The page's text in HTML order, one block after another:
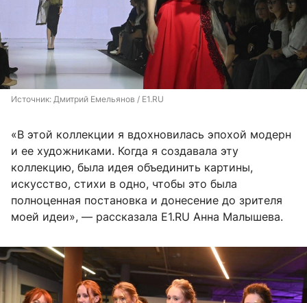
Источник: Дмитрий Емельянов / E1.RU
«В этой коллекции я вдохновилась эпохой модерн
и ее художниками. Когда я создавала эту
коллекцию, была идея объединить картины,
искусство, стихи в одно, чтобы это была
полноценная постановка и донесение до зрителя
моей идеи», — рассказала E1.RU Анна Малышева.